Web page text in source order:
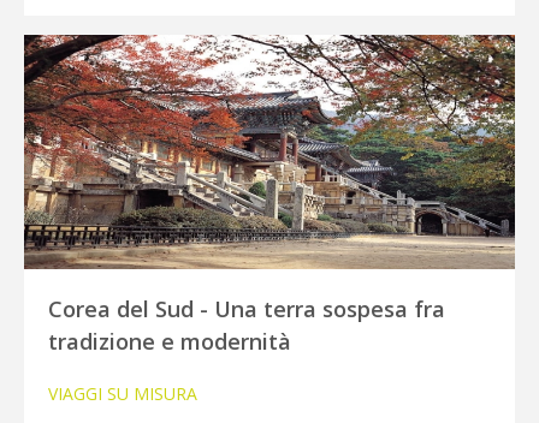
Corea del Sud - Una terra sospesa fra
tradizione e modernità
VIAGGI SU MISURA